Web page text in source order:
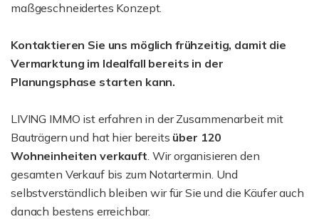
maßgeschneidertes Konzept.
Kontaktieren Sie uns möglich frühzeitig, damit die
Vermarktung im Idealfall bereits in der
Planungsphase starten kann.
LIVING IMMO ist erfahren in der Zusammenarbeit mit
Bauträgern und hat hier bereits über 120
Wohneinheiten verkauft. Wir organisieren den
gesamten Verkauf bis zum Notartermin. Und
selbstverständlich bleiben wir für Sie und die Käufer auch
danach bestens erreichbar.